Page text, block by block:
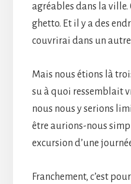
agréables dans la ville.
ghetto. Et il y a des
couvrirai dans un
Mais nous étions là
su à quoi ressemblait
nous nous y serions
être aurions-nous
excursion d’une
Franchement, c’est